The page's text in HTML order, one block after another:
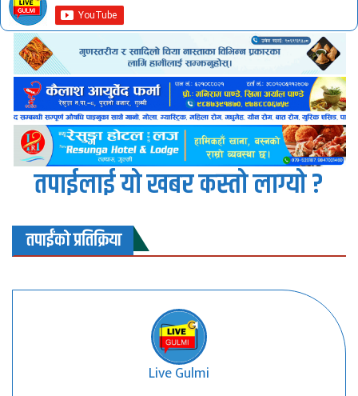
तपाईलाई यो खबर कस्तो लाग्यो ?
तपाईंको प्रतिक्रिया
Live Gulmi